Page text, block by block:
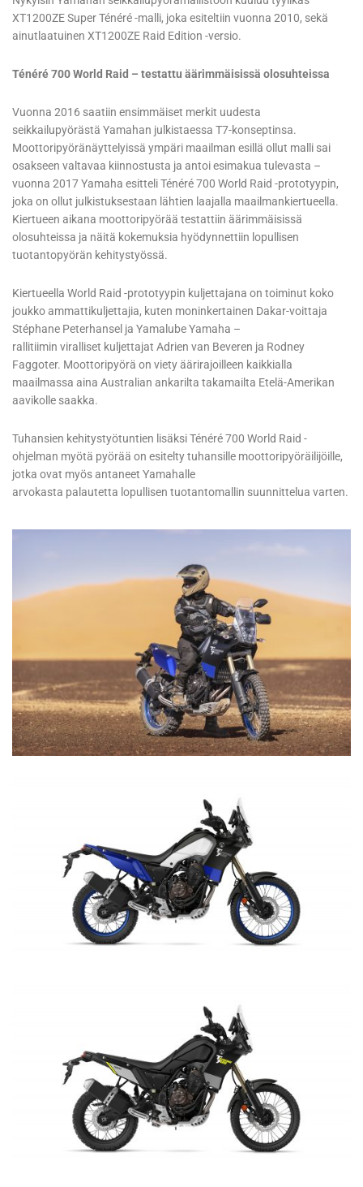
XT1200ZE Super Ténéré -malli, joka esiteltiin vuonna 2010, sekä
ainutlaatuinen XT1200ZE Raid Edition -versio.
Ténéré 700 World Raid – testattu äärimmäisissä olosuhteissa
Vuonna 2016 saatiin ensimmäiset merkit uudesta
seikkailupyörästä Yamahan julkistaessa T7-konseptinsa.
Moottoripyöränäyttelyissä ympäri maailman esillä ollut malli sai
osakseen valtavaa kiinnostusta ja antoi esimakua tulevasta –
vuonna 2017 Yamaha esitteli Ténéré 700 World Raid -prototyypin,
joka on ollut julkistuksestaan lähtien laajalla maailmankiertueella.
Kiertueen aikana moottoripyörää testattiin äärimmäisissä
olosuhteissa ja näitä kokemuksia hyödynnettiin lopullisen
tuotantopyörän kehitystyössä.
Kiertueella World Raid -prototyypin kuljettajana on toiminut koko
joukko ammattikuljettajia, kuten moninkertainen Dakar-voittaja
Stéphane Peterhansel ja Yamalube Yamaha –
rallitiimin viralliset kuljettajat Adrien van Beveren ja Rodney
Faggoter. Moottoripyörä on viety äärirajoilleen kaikkialla
maailmassa aina Australian ankarilta takamailta Etelä-Amerikan
aavikolle saakka.
Tuhansien kehitystyötuntien lisäksi Ténéré 700 World Raid -
ohjelman myötä pyörää on esitelty tuhansille moottoripyöräilijöille,
jotka ovat myös antaneet Yamahalle
arvokasta palautetta lopullisen tuotantomallin suunnittelua varten.